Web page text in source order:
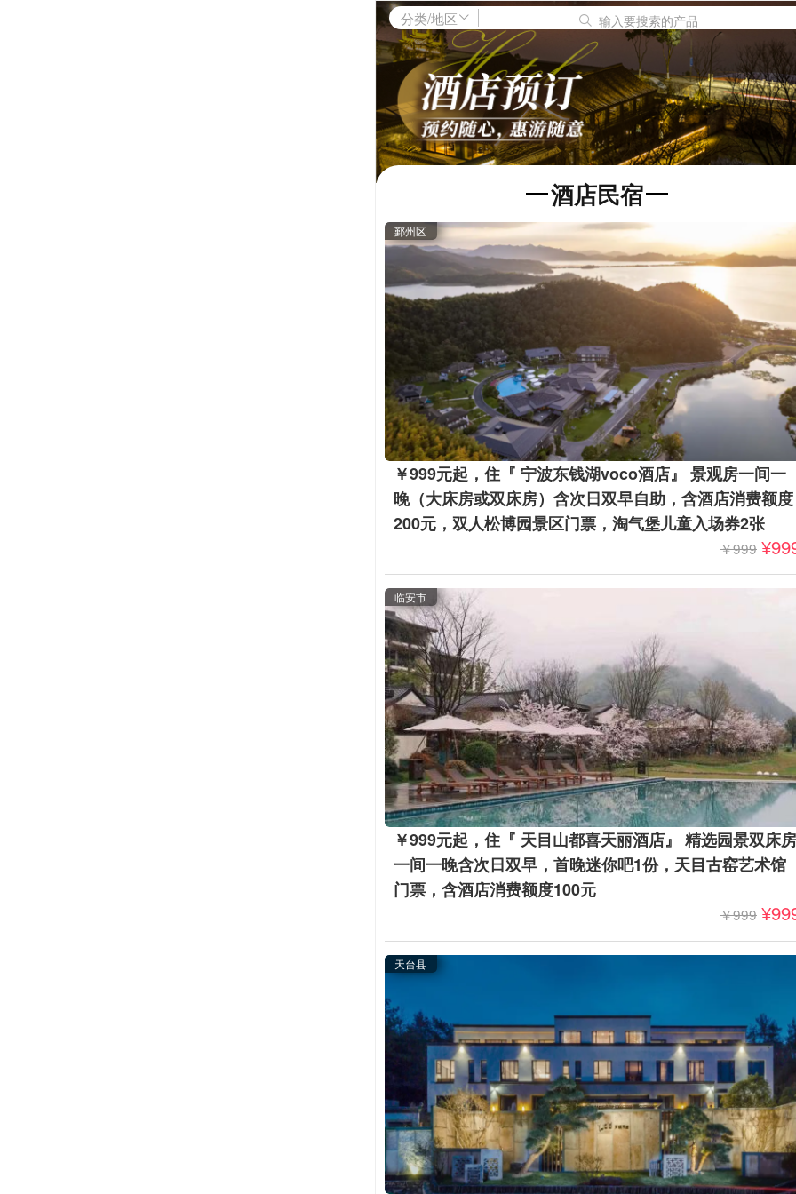
分类/地区 输入要搜索的产品
酒店民宿
鄞州区
￥999元起，住『 宁波东钱湖voco酒店』 景观房一间一
晚（大床房或双床房）含次日双早自助，含酒店消费额度
200元，双人松博园景区门票，淘气堡儿童入场券2张
￥999
临安市
￥999元起，住『 天目山都喜天丽酒店』 精选园景双床房
一间一晚含次日双早，首晚迷你吧1份，天目古窑艺术馆
门票，含酒店消费额度100元
￥999
天台县